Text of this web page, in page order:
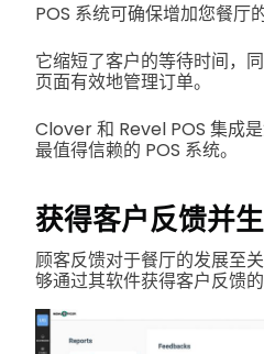
POS 系统可确保增加您餐厅
它缩短了客户的等待时间，
页面有效地管理订单。
Clover 和 Revel POS 集成
最值得信赖的 POS 系统。
获得客户反馈并
顾客反馈对于餐厅的发展至
够通过其软件获得客户反馈的